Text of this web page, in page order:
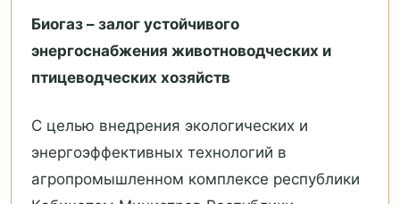
Биогаз – залог устойчивого
энергоснабжения животноводческих и
птицеводческих хозяйств
С целью внедрения экологических и
энергоэффективных технологий в
агропромышленном комплексе республики